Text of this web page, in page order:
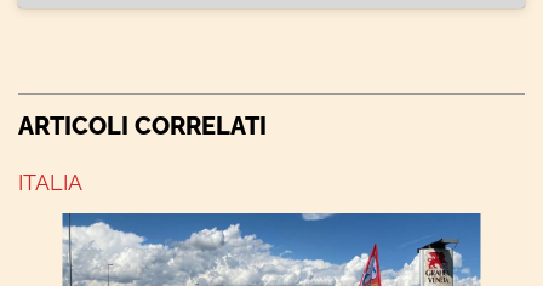
ARTICOLI CORRELATI
ITALIA